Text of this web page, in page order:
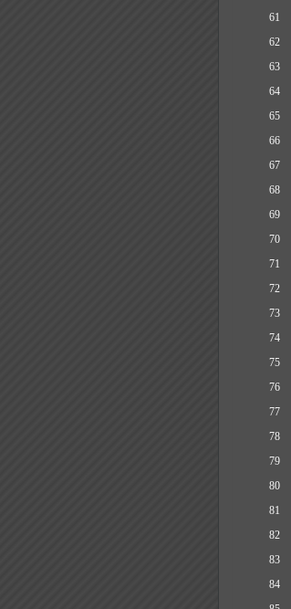
61
62
63
64
65
66
67
68
69
70
71
72
73
74
75
76
77
78
79
80
81
82
83
84